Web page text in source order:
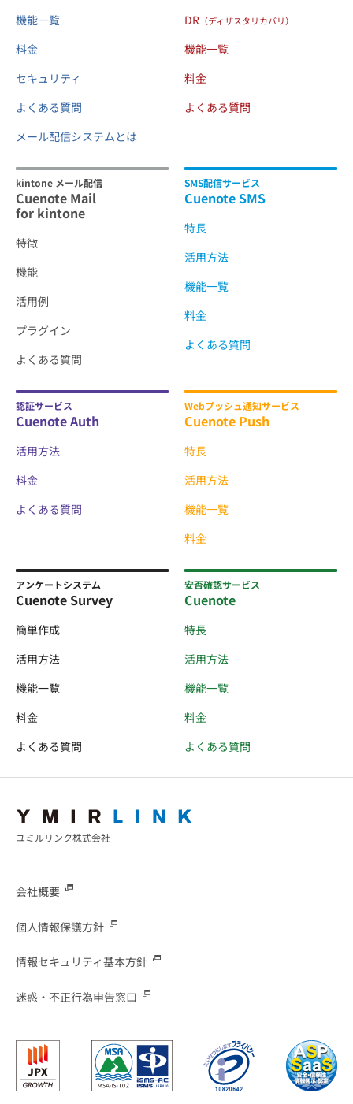
機能一覧
料金
セキュリティ
よくある質問
メール配信システムとは
DR （ディザスタリカバリ）
機能一覧
料金
よくある質問
kintone メール配信
Cuenote Mail
for kintone
特徴
機能
活用例
プラグイン
よくある質問
SMS配信サービス
Cuenote SMS
特長
活用方法
機能一覧
料金
よくある質問
認証サービス
Cuenote Auth
活用方法
料金
よくある質問
Webプッシュ通知サービス
Cuenote Push
特長
活用方法
機能一覧
料金
アンケートシステム
Cuenote Survey
簡単作成
活用方法
機能一覧
料金
よくある質問
安否確認サービス
Cuenote
特長
活用方法
機能一覧
料金
よくある質問
ユミルリンク株式会社
会社概要
個人情報保護方針
情報セキュリティ基本方針
迷惑・不正行為申告窓口